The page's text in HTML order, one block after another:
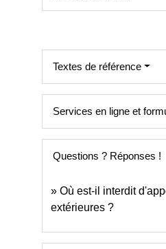
Textes de référence
Services en ligne et
Questions ? Réponses !
Où est-il interdit
extérieures ?